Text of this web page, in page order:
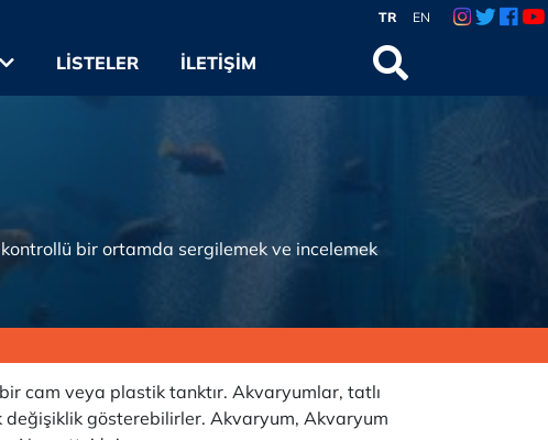
TR EN
LISTELER İLETIŞIM
bir ortamda sergilemek ve incelemek
cam veya plastik tanktır. Akvaryumlar, tatlı
değişiklik gösterebilirler. Akvaryum, Akvaryum